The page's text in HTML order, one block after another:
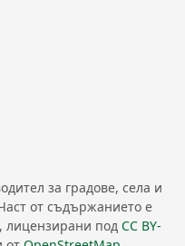
за градове, села и
от съдържанието е
, лицензирани под CC BY-